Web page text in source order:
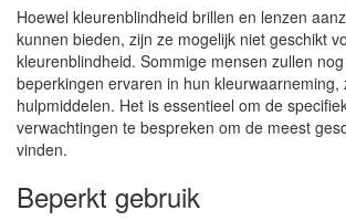
Hoewel kleurenblindheid brillen en lenzen
kunnen bieden, zijn ze mogelijk niet geschikt
kleurenblindheid. Sommige mensen zullen
beperkingen ervaren in hun kleurwaarneming,
hulpmiddelen. Het is essentieel om de
verwachtingen te bespreken om de meest
vinden.
Beperkt gebruik